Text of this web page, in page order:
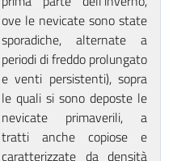
ove le nevicate sono state
sporadiche, alternate a
periodi di freddo prolungato
e venti persistenti), sopra
le quali si sono deposte le
nevicate primaverili, a
tratti anche copiose e
caratterizzate da densità